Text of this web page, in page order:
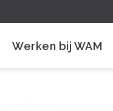
Werken bij WAM